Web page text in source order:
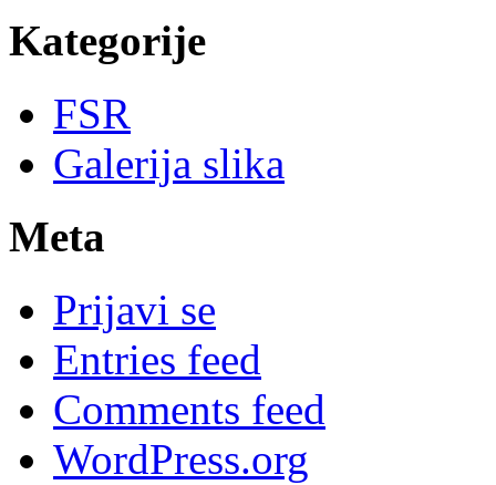
Kategorije
FSR
Galerija slika
Meta
Prijavi se
Entries feed
Comments feed
WordPress.org